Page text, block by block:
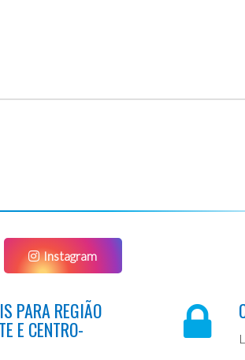
Instagram
PARA REGIÃO
E CENTRO-